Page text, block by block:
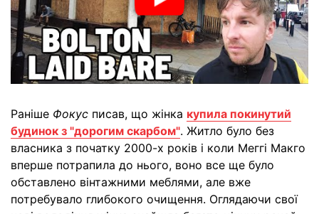
Раніше Фокус писав, що жінка купила покинутий
будинок з "дорогим скарбом". Житло було без
власника з початку 2000-х років і коли Меггі Макго
вперше потрапила до нього, воно все ще було
обставлено вінтажними меблями, але вже
потребувало глибокого очищення. Оглядаючи свої